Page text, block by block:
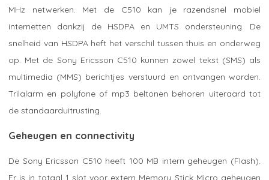
MHz netwerken. Met de C510 kan je razendsnel mobiel
internetten dankzij de HSDPA en UMTS ondersteuning. De
snelheid van HSDPA heft het verschil tussen thuis en onderweg
op. Met de Sony Ericsson C510 kunnen zowel tekst (SMS) als
multimedia (MMS) berichtjes verstuurd en ontvangen worden.
Trilalarm en polyfone of mp3 beltonen behoren uiteraard tot
de standaarduitrusting.
Geheugen en connectivity
De Sony Ericsson C510 heeft 100 MB intern geheugen (Flash).
Er is in totaal 1 slot voor extern Memory Stick Micro geheugen